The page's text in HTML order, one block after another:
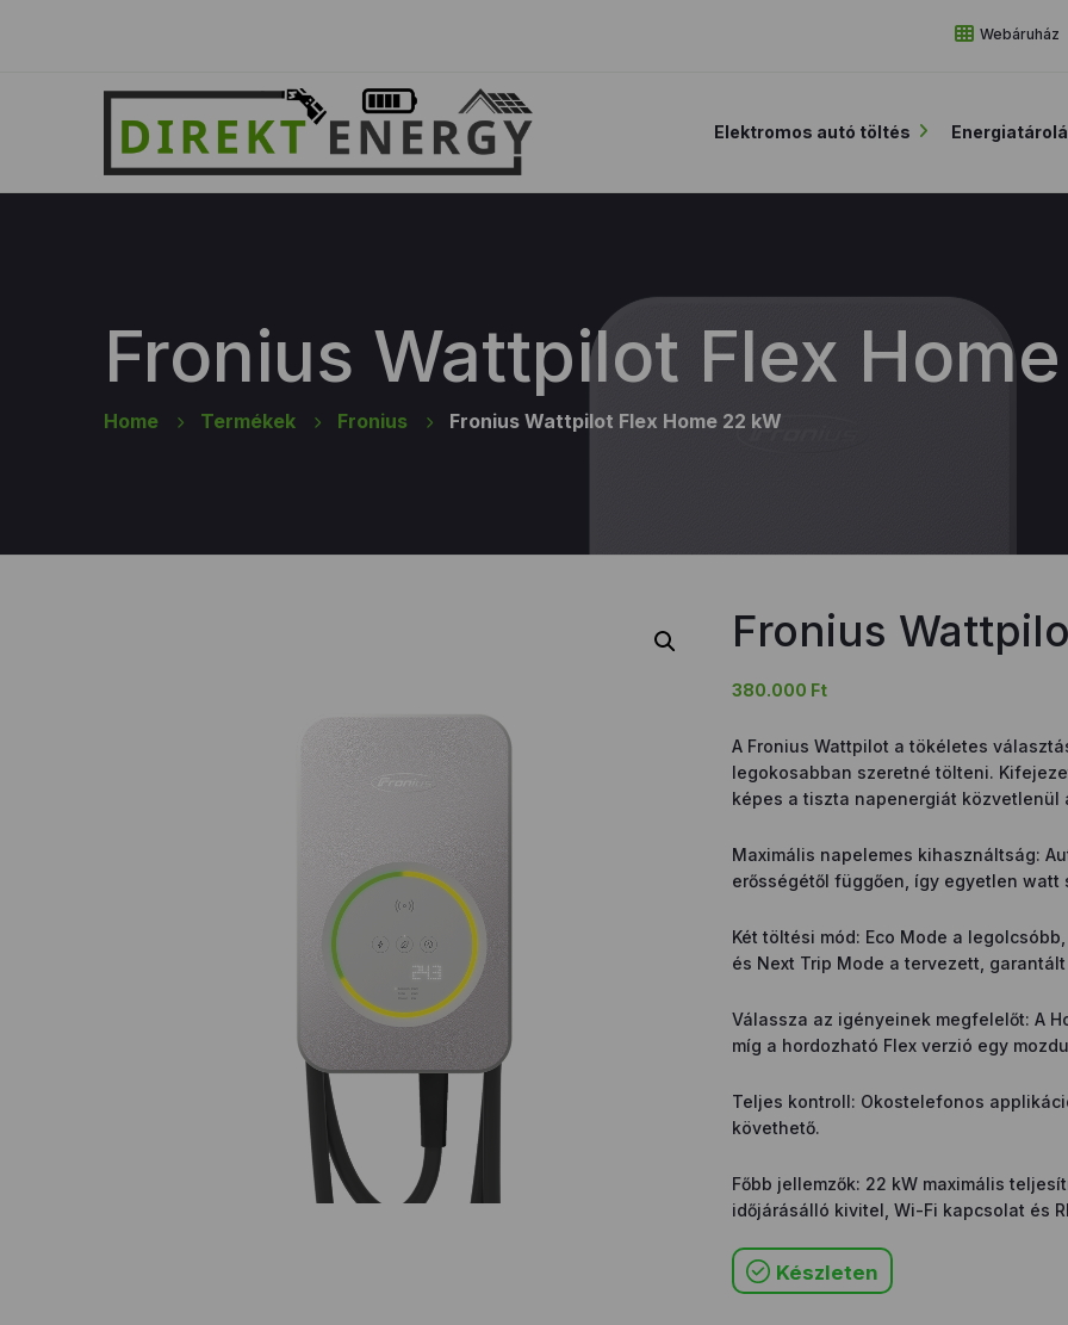
Webáruház
Elektromos autó töltés
Fronius Wattpilot Flex
Home Termékek Fronius Fronius Wattpilot Flex Home 22 kW
Fronius
380.000 Ft
A Fronius Wattpilot a tökéletes
legokosabban szeretné tölteni.
képes a tiszta napenergiát
Maximális napelemes kihasználtság:
erősségétől függően, így egyetlen watt
Két töltési mód: Eco Mode a
és Next Trip Mode a tervezett,
Válassza az igényeinek megfelelőt: A
míg a hordozható Flex verzió egy
Teljes kontroll: Okostelefonos
követhető.
Főbb jellemzők: 22 kW maximális
időjárásálló kivitel, Wi-Fi kapcsolat és
Készleten